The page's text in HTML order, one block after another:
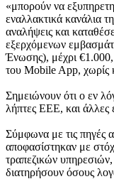
«μπορούν να
εναλλακτικά κανάλια
αναλήψεις και
εξερχόμενων
Ένωσης), μέχρι
του Mobile App, χωρίς
Σημειώνουν ότι ο εν
λήπτες ΕΕΕ, και άλλες
Σύμφωνα με τις πηγές
αποφασίστηκαν με
τραπεζικών
διατηρήσουν όσους